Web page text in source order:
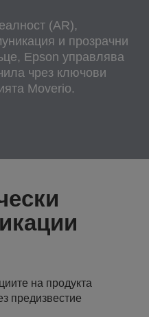
(AR),
и прозрачни
Epson управлява
чрез ключови
Moverio.
на продукта
предизвестие